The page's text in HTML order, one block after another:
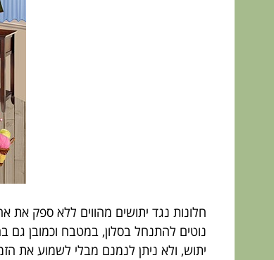
חלונות נגד יתושים מהווים ללא ספק את
נוטים להתנחל בסלון, במטבח וכמובן גם
יתוש, ולא ניתן לנמנם מבלי לשמוע את